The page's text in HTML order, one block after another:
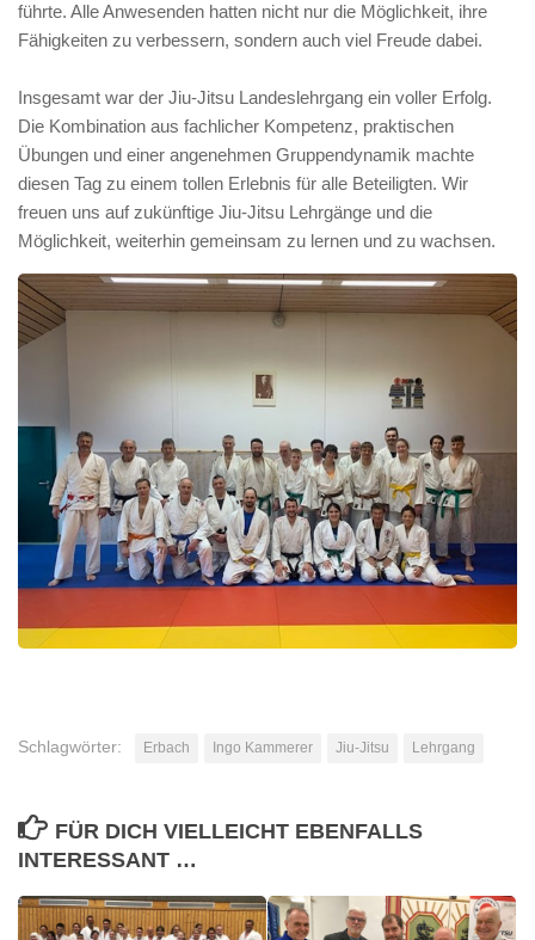
führte. Alle Anwesenden hatten nicht nur die Möglichkeit, ihre
Fähigkeiten zu verbessern, sondern auch viel Freude dabei.
Insgesamt war der Jiu-Jitsu Landeslehrgang ein voller Erfolg.
Die Kombination aus fachlicher Kompetenz, praktischen
Übungen und einer angenehmen Gruppendynamik machte
diesen Tag zu einem tollen Erlebnis für alle Beteiligten. Wir
freuen uns auf zukünftige Jiu-Jitsu Lehrgänge und die
Möglichkeit, weiterhin gemeinsam zu lernen und zu wachsen.
Schlagwörter: Erbach Ingo Kammerer Jiu-Jitsu Lehrgang
FÜR DICH VIELLEICHT EBENFALLS
INTERESSANT …